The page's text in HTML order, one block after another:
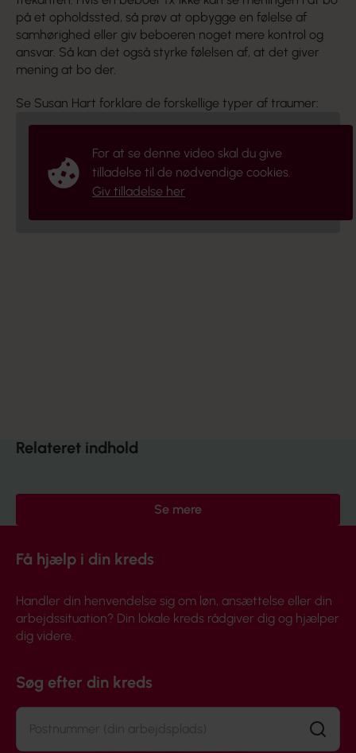
på et opholdssted, så prøv at opbygge en følelse af
samhørighed eller giv beboeren noget mere kontrol og
ansvar. Så kan det også styrke følelsen af, at det giver
mening at bo der.
Se Susan Hart forklare de forskellige typer af traumer:
For at se denne video skal du give
tilladelse til de nødvendige cookies.
Giv tilladelse her
Relateret indhold
Se mere
Få hjælp i din kreds
Handler din henvendelse sig om løn, ansættelse eller din
arbejdssituation? Din lokale kreds rådgiver dig og hjælper
dig videre.
Søg efter din kreds
Søg